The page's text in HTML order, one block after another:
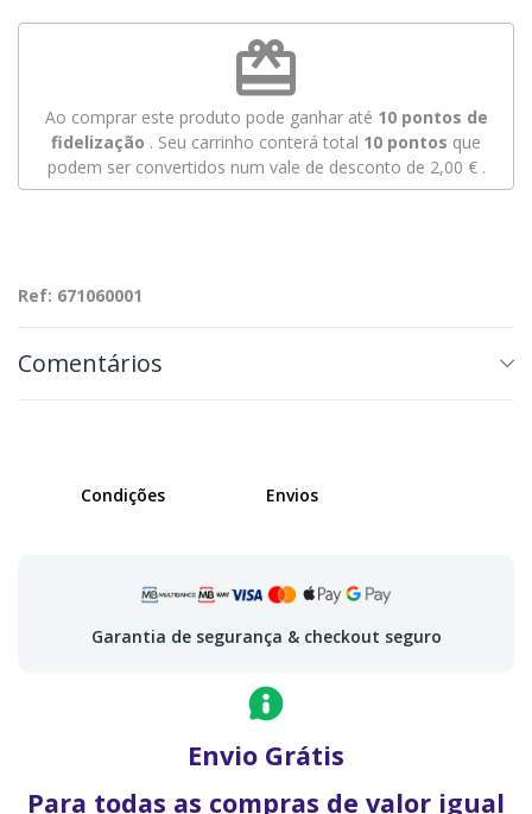
redeem
Ao comprar este produto pode ganhar até 10pontos de
fidelização . Seu carrinho conterá total 10 pontos que
podem ser convertidos num vale de desconto de 2,00 €.
Ref: 671060001
Comentários
Condições Envios
Garantia de segurança & checkout seguro
Envio Grátis
Para todas as compras de valor igual